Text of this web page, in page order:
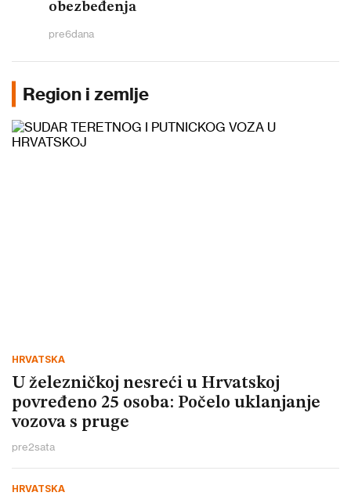
obezbeđenja
pre6dana
Region i zemlje
HRVATSKA
U železničkoj nesreći u Hrvatskoj
povređeno 25 osoba: Počelo uklanjanje
vozova s pruge
pre2sata
HRVATSKA